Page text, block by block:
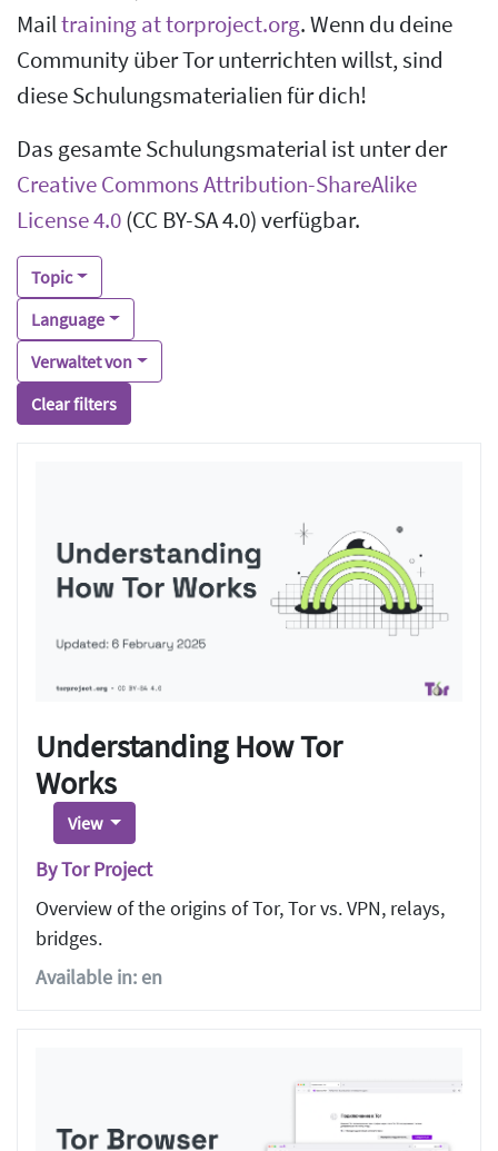
Mailtraining at torproject.org. Wenn du deine
Community über Tor unterrichten willst, sind
diese Schulungsmaterialien für dich!
Das gesamte Schulungsmaterial ist unter der
Creative Commons Attribution-ShareAlike
License 4.0(CC BY-SA 4.0) verfügbar.
Topic
Language
Verwaltet von
Clear filters
Understanding How Tor
Works
View
By Tor Project
Overview of the origins of Tor, Tor vs. VPN, relays,
bridges.
Available in: en